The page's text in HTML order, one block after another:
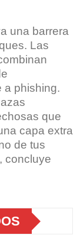
una barrera
Las
a phishing.
que
capa extra
de tus
concluye